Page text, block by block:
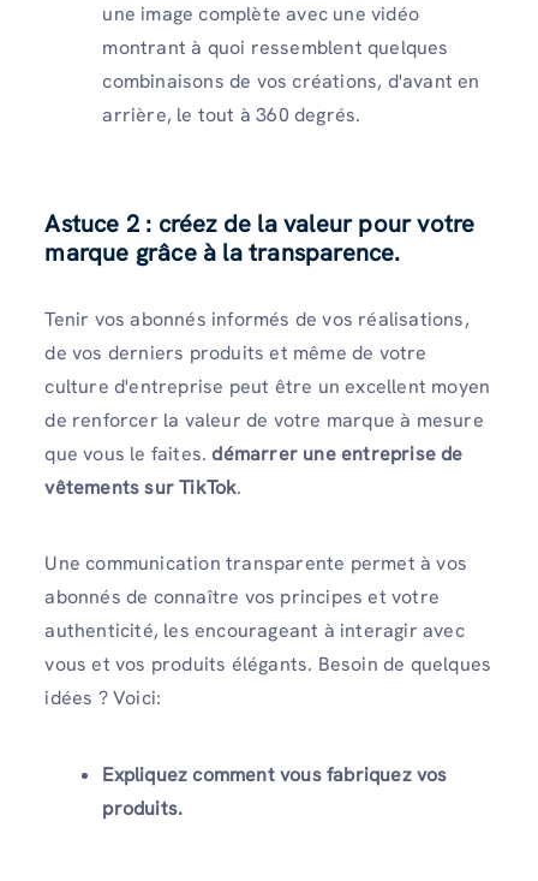
une image complète avec une vidéo
montrant à quoi ressemblent quelques
combinaisons de vos créations, d'avant en
arrière, le tout à 360 degrés.
Astuce 2 : créez de la valeur pour votre
marque grâce à la transparence.
Tenir vos abonnés informés de vos réalisations,
de vos derniers produits et même de votre
culture d'entreprise peut être un excellent moyen
de renforcer la valeur de votre marque à mesure
que vous le faites.démarrer une entreprise de
vêtements sur TikTok.
Une communication transparente permet à vos
abonnés de connaître vos principes et votre
authenticité, les encourageant à interagir avec
vous et vos produits élégants. Besoin de quelques
idées ? Voici:
Expliquez comment vous fabriquez vos
produits.